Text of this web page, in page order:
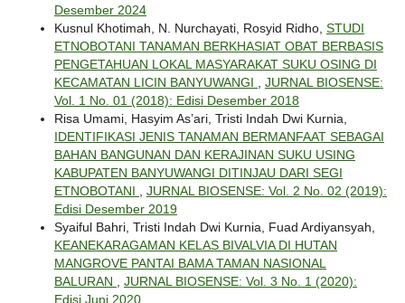
Desember 2024
Kusnul Khotimah, N. Nurchayati, Rosyid Ridho, STUDI
ETNOBOTANI TANAMAN BERKHASIAT OBAT BERBASIS
PENGETAHUAN LOKAL MASYARAKAT SUKU OSING DI
KECAMATAN LICIN BANYUWANGI
JURNAL BIOSENSE:
Vol. 1 No. 01 (2018): Edisi Desember 2018
Risa Umami, Hasyim As’ari, Tristi Indah Dwi Kurnia,
IDENTIFIKASI JENIS TANAMAN BERMANFAAT SEBAGAI
BAHAN BANGUNAN DAN KERAJINAN SUKU USING
KABUPATEN BANYUWANGI DITINJAU DARI SEGI
ETNOBOTANI
JURNAL BIOSENSE: Vol. 2 No. 02 (2019):
Edisi Desember 2019
Syaiful Bahri, Tristi Indah Dwi Kurnia, Fuad Ardiyansyah,
KEANEKARAGAMAN KELAS BIVALVIA DI HUTAN
MANGROVE PANTAI BAMA TAMAN NASIONAL
BALURAN
JURNAL BIOSENSE: Vol. 3 No. 1 (2020):
Edisi Juni 2020